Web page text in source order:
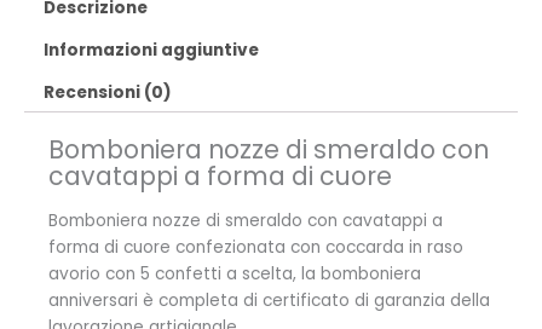
Descrizione
Informazioni aggiuntive
Recensioni (0)
Bomboniera nozze di smeraldo con
cavatappi a forma di cuore
Bomboniera nozze di smeraldo con cavatappi a
forma di cuore confezionata con coccarda in raso
avorio con 5 confetti a scelta, la bomboniera
anniversari è completa di certificato di garanzia della